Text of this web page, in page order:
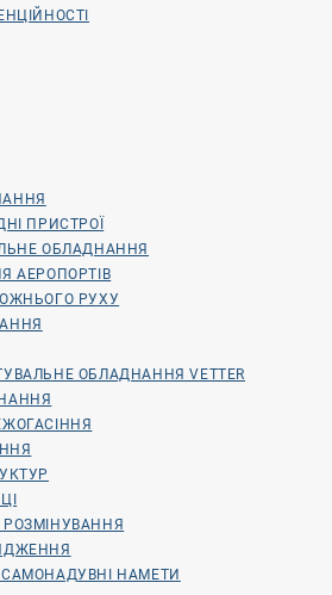
ПРИСТРОЇ
ОБЛАДНАННЯ
АЕРОПОРТІВ
РУХУ
ОБЛАДНАННЯ VETTER
НАМЕТИ